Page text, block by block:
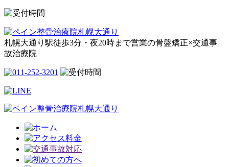
札幌大通り駅徒歩3分・夜20時まで営業の骨盤矯正×交通事
故治療院